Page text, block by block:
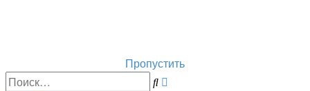
Пропустить
Поиск